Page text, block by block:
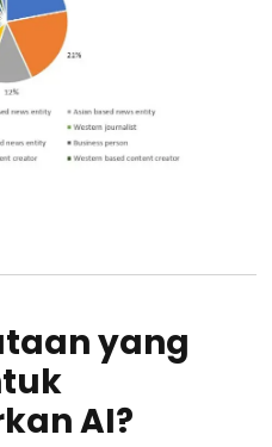
yang
AI?